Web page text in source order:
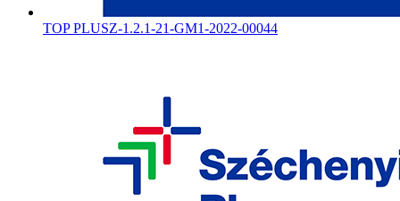
TOP PLUSZ-1.2.1-21-GM1-2022-00044